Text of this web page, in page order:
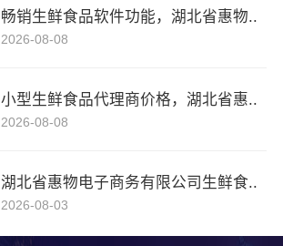
畅销生鲜食品软件功能，湖北省惠物..
2026-08-08
小型生鲜食品代理商价格，湖北省惠..
2026-08-08
湖北省惠物电子商务有限公司生鲜食..
2026-08-03